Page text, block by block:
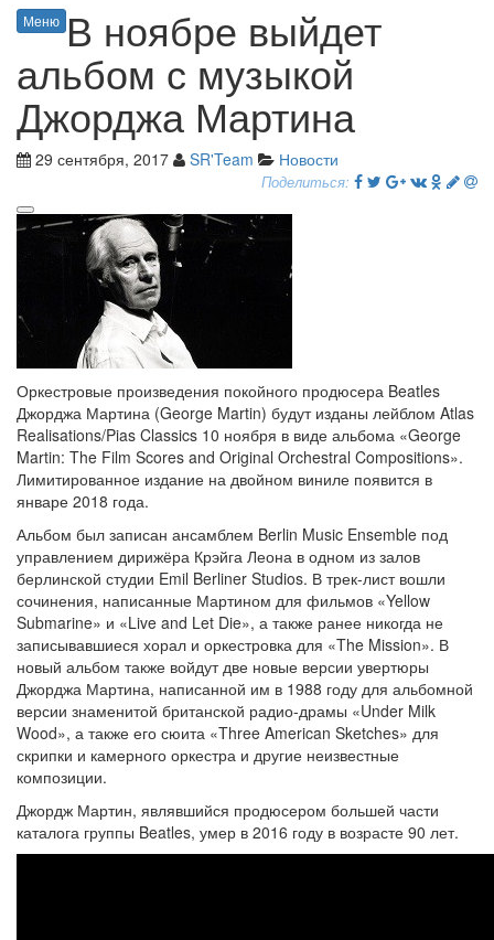
Меню В ноябре выйдет
альбом с музыкой
Джорджа Мартина
29 сентября, 2017 SR'Team Новости
Поделиться:
Оркестровые произведения покойного продюсера Beatles
Джорджа Мартина (George Martin) будут изданы лейблом Atlas
Realisations/Pias Classics 10 ноября в виде альбома «George
Martin: The Film Scores and Original Orchestral Compositions».
Лимитированное издание на двойном виниле появится в
январе 2018 года.
Альбом был записан ансамблем Berlin Music Ensemble под
управлением дирижёра Крэйга Леона в одном из залов
берлинской студии Emil Berliner Studios. В трек-лист вошли
сочинения, написанные Мартином для фильмов «Yellow
Submarine» и «Live and Let Die», а также ранее никогда не
записывавшиеся хорал и оркестровка для «The Mission». В
новый альбом также войдут две новые версии увертюры
Джорджа Мартина, написанной им в 1988 году для альбомной
версии знаменитой британской радио-драмы «Under Milk
Wood», а также его сюита «Three American Sketches» для
скрипки и камерного оркестра и другие неизвестные
композиции.
Джордж Мартин, являвшийся продюсером большей части
каталога группы Beatles, умер в 2016 году в возрасте 90 лет.